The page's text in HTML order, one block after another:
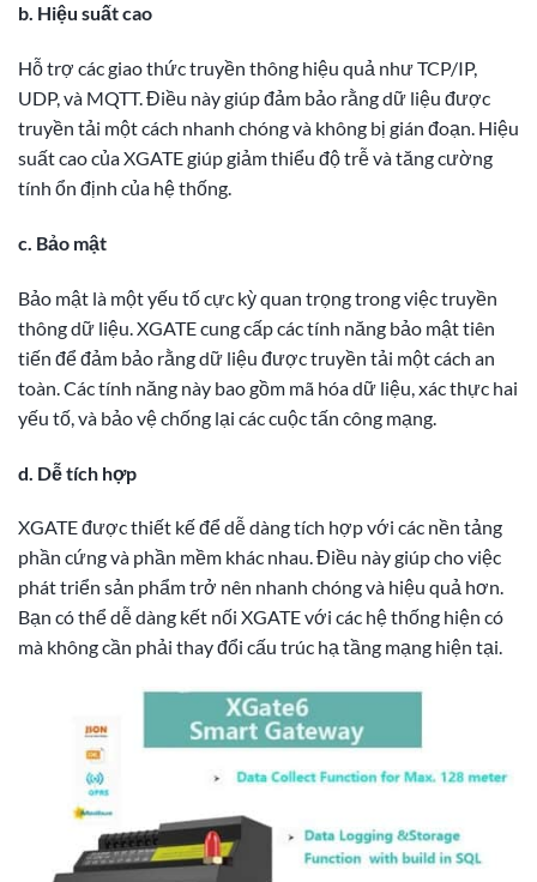
b. Hiệu suất cao
Hỗ trợ các giao thức truyền thông hiệu quả như TCP/IP,
UDP, và MQTT. Điều này giúp đảm bảo rằng dữ liệu được
truyền tải một cách nhanh chóng và không bị gián đoạn. Hiệu
suất cao của XGATE giúp giảm thiểu độ trễ và tăng cường
tính ổn định của hệ thống.
c. Bảo mật
Bảo mật là một yếu tố cực kỳ quan trọng trong việc truyền
thông dữ liệu. XGATE cung cấp các tính năng bảo mật tiên
tiến để đảm bảo rằng dữ liệu được truyền tải một cách an
toàn. Các tính năng này bao gồm mã hóa dữ liệu, xác thực hai
yếu tố, và bảo vệ chống lại các cuộc tấn công mạng.
d. Dễ tích hợp
XGATE được thiết kế để dễ dàng tích hợp với các nền tảng
phần cứng và phần mềm khác nhau. Điều này giúp cho việc
phát triển sản phẩm trở nên nhanh chóng và hiệu quả hơn.
Bạn có thể dễ dàng kết nối XGATE với các hệ thống hiện có
mà không cần phải thay đổi cấu trúc hạ tầng mạng hiện tại.